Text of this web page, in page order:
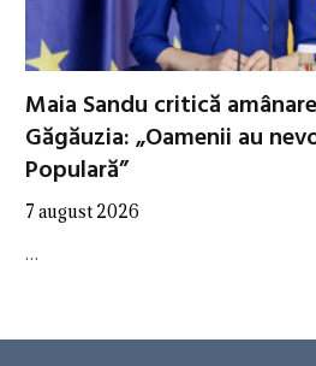
Maia Sandu critică
Găgăuzia: „Oamenii au
Populară”
7 august 2026
…